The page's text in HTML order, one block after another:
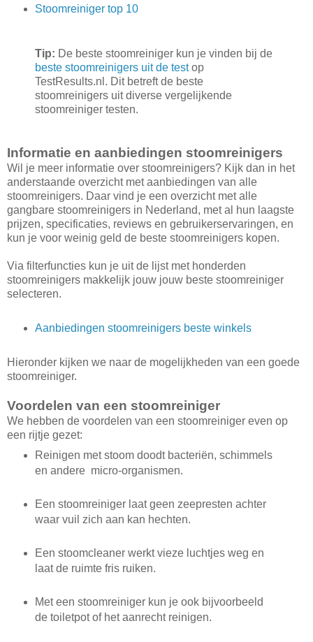
Stoomreiniger top 10
Tip: De beste stoomreiniger kun je vinden bij de
beste stoomreinigers uit de testop
TestResults.nl. Dit betreft de beste
stoomreinigers uit diverse vergelijkende
stoomreiniger testen.
Informatie en aanbiedingen stoomreinigers
Wil je meer informatie over stoomreinigers? Kijk dan in het
anderstaande overzicht met aanbiedingen van alle
stoomreinigers. Daar vind je een overzicht met alle
gangbare stoomreinigers in Nederland, met al hun laagste
prijzen, specificaties, reviews en gebruikerservaringen, en
kun je voor weinig geld de beste stoomreinigers kopen.
Via filterfuncties kun je uit de lijst met honderden
stoomreinigers makkelijk jouw jouw beste stoomreiniger
selecteren.
Aanbiedingen stoomreinigers beste winkels
Hieronder kijken we naar de mogelijkheden van een goede
stoomreiniger.
Voordelen van een stoomreiniger
We hebben de voordelen van een stoomreiniger even op
een rijtje gezet:
Reinigen met stoom doodt bacteriën, schimmels
en andere micro-organismen.
Een stoomreiniger laat geen zeepresten achter
waar vuil zich aan kan hechten.
Een stoomcleaner werkt vieze luchtjes weg en
laat de ruimte fris ruiken.
Met een stoomreiniger kun je ook bijvoorbeeld
de toiletpot of het aanrecht reinigen.